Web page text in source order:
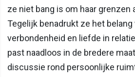
ze niet bang is om haar grenzen
Tegelijk benadrukt ze het belang
verbondenheid en liefde in
past naadloos in de bredere
discussie rond persoonlijke